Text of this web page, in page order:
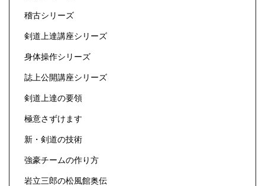
稽古シリーズ
剣道上達講座シリーズ
身体操作シリーズ
誌上公開講座シリーズ
剣道上達の要領
極意さずけます
新・剣道の技術
強豪チームの作り方
岩立三郎の松風館奥伝